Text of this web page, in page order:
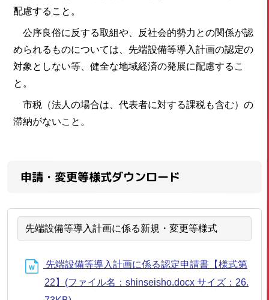
配慮すること。
公序良俗に反する取組や、反社会的勢力との関係が認
められるものについては、先端設備等導入計画の認定の
対象としない等、健全な地域経済の発展に配慮するこ
と。
市税（法人の場合は、代表者に対する課税も含む）の
滞納がないこと。
申請・変更等様式ダウンロード
先端設備等導入計画に係る新規・変更等様式
先端設備等導入計画に係る認定申請書【様式第
22】(ファイル名：shinseisho.docx サイズ：26.